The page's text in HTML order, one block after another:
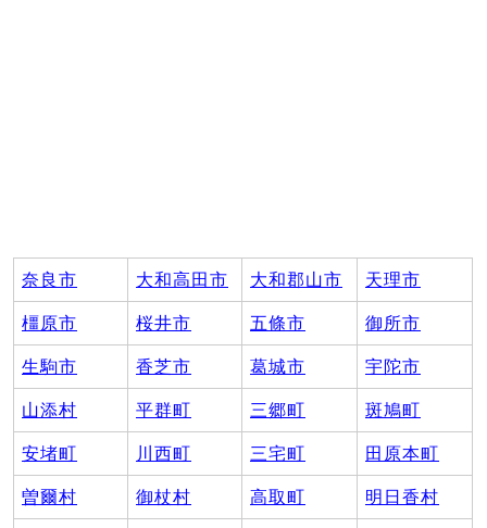
奈良市 大和高田市 大和郡山市 天理市
橿原市 桜井市 五條市 御所市
生駒市 香芝市 葛城市 宇陀市
山添村 平群町 三郷町 斑鳩町
安堵町 川西町 三宅町 田原本町
曽爾村 御杖村 高取町 明日香村